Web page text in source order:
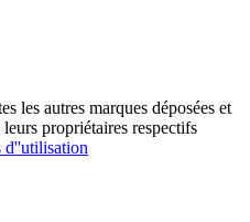
les autres marques déposées et
propriétaires respectifs
d''utilisation